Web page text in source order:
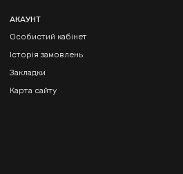
АКАУНТ
Особистий кабінет
Історія замовлень
Закладки
Карта сайту